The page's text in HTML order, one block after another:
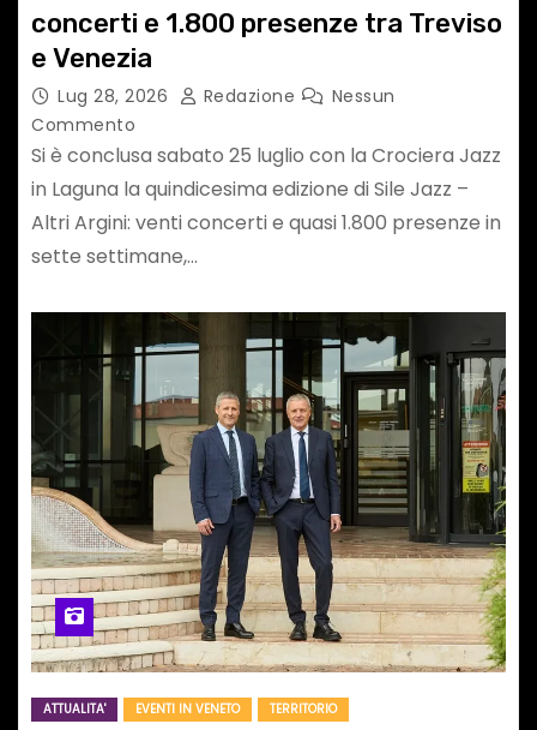
concerti e 1.800 presenze tra Treviso
e Venezia
Lug 28, 2026 Redazione
Nessun
Commento
Si è conclusa sabato 25 luglio con la Crociera Jazz
in Laguna la quindicesima edizione di Sile Jazz –
Altri Argini: venti concerti e quasi 1.800 presenze in
sette settimane,…
ATTUALITA' EVENTI IN VENETO TERRITORIO